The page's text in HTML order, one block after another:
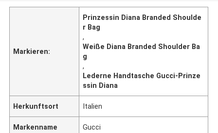
Markieren:
Prinzessin Diana Branded Shoulde
r Bag
,
Weiße Diana Branded Shoulder Ba
g
,
Lederne Handtasche Gucci-Prinze
ssin Diana
Herkunftsort Italien
Markenname Gucci